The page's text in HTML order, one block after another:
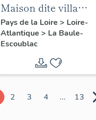
Maison dite villa
balnéaire Gazonette
puis Romance, 14
avenue de la
Concorde
Pays de la Loire > Loire-
Atlantique > La Baule-
Escoublac
2 3 4 ... 13